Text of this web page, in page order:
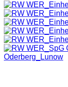
Oderberg_Lunow